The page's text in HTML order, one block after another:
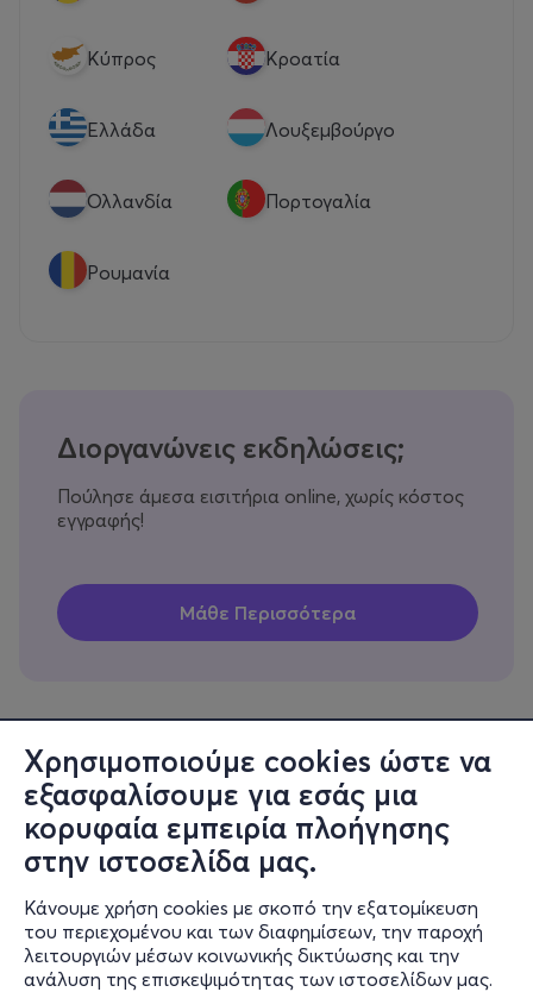
Χρησιμοποιούμε cookies ώστε να
εξασφαλίσουμε για εσάς μια
κορυφαία εμπειρία πλοήγησης
στην ιστοσελίδα μας.
Κάνουμε χρήση cookies με σκοπό την εξατομίκευση
του περιεχομένου και των διαφημίσεων, την παροχή
λειτουργιών μέσων κοινωνικής δικτύωσης και την
ανάλυση της επισκεψιμότητας των ιστοσελίδων μας.
Κύπρος Κροατία
Eλλάδα Λουξεμβούργο
Ολλανδία Πορτογαλία
Ρουμανία
Διοργανώνεις εκδηλώσεις;
Πούλησε άμεσα εισιτήρια online, χωρίς κόστος
εγγραφής!
Πληροφορίες
Υποστήριξη
Stay Connected